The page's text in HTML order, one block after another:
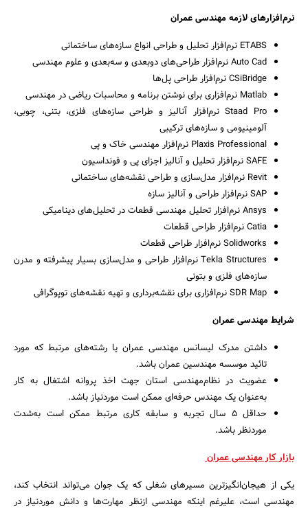
نرم‌افزارهای لازمه مهندسی عمران
ETABS نرم‌افزار تحلیل و طراحی انواع سازه‌های ساختمانی
Auto Cad نرم‌افزار طراحی‌های دوبعدی و سه‌بعدی و علوم مهندسی
CSiBridge نرم‌افزار طراحی پل‌ها
Matlab نرم‌افزاری برای نوشتن برنامه و محاسبات ریاضی در مهندسی
Staad Pro نرم‌افزار آنالیز و طراحی سازه‌های فلزی، بتنی، چوبی،
آلومینیومی و سازه‌های ترکیبی
Plaxis Professional نرم‌افزار مهندسی خاک و پی
SAFE نرم‌افزار تحلیل و آنالیز اجزای پی و فونداسیون
Revit نرم‌افزار مدل‌سازی و طراحی نقشه‌های ساختمانی
SAP نرم‌افزار طراحی و آنالیز سازه
Ansys نرم‌افزار تحلیل مهندسی قطعات در تحلیل‌های دینامیکی
Catia نرم‌افزار طراحی قطعات
Solidworks نرم‌افزار طراحی قطعات
Tekla Structures نرم‌افزار طراحی و مدل‌سازی بسیار پیشرفته و مدرن
سازه‌های فلزی و بتونی
SDR Map نرم‌افزاری برای نقشه‌برداری و تهیه نقشه‌های توپوگرافی
شرایط مهندسی عمران
داشتن مدرک لیسانس مهندسی عمران یا رشته‌های مرتبط که مورد
تائید موسسه مهندسین عمران باشد.
عضویت در نظام‌مهندسی استان جهت اخذ پروانه اشتغال به کار
به‌عنوان یک مهندس حرفه‌ای ممکن است موردنیاز باشد.
حداقل 5 سال تجربه و سابقه کاری مرتبط ممکن است به‌شدت
موردنظر باشد.
بازار کار مهندسی عمران
یکی از هیجان‌انگیزترین مسیرهای شغلی که یک جوان می‌تواند انتخاب کند،
مهندسی است، علیرغم اینکه مهندسی ازنظر مهارت‌ها و دانش موردنیاز در